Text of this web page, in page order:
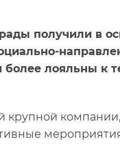
получили в
лояльны к
крупной